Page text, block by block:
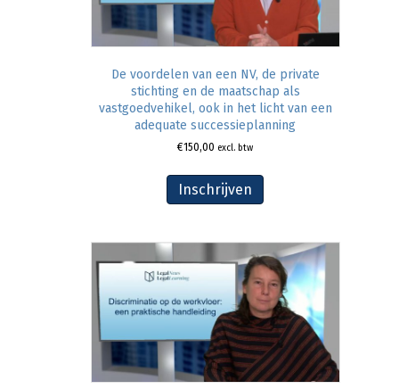
De voordelen van een NV, de private
stichting en de maatschap als
vastgoedvehikel, ook in het licht van een
adequate successieplanning
€150,00 excl. btw
Inschrijven